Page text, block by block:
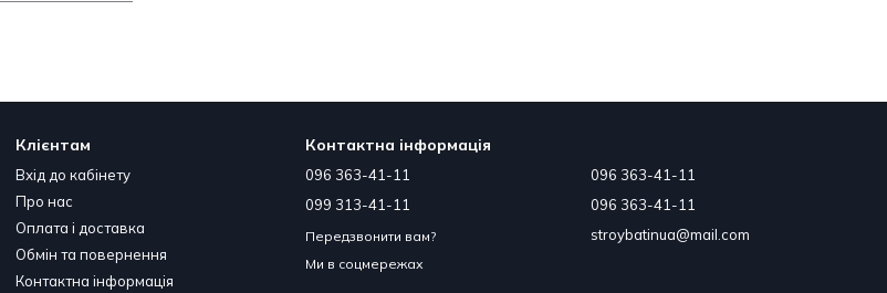
Клієнтам
Вхід до кабінету
Про нас
Оплата і доставка
Обмін та повернення
Контактна інформація
Контактна інформація
096 363-41-11
099 313-41-11
Передзвонити вам?
096 363-41-11
096 363-41-11
stroybatinua@mail.com
Ми в соцмережах